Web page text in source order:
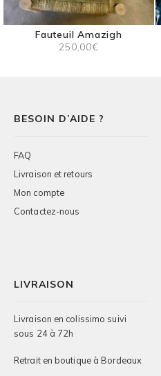
Fauteuil Amazigh
250,00€
BESOIN D’AIDE ?
FAQ
Livraison et retours
Mon compte
Contactez-nous
LIVRAISON
Livraison en colissimo suivi
sous 24 à 72h
Retrait en boutique à Bordeaux